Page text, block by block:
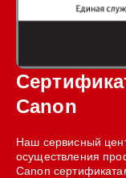
Canon
Наш сервисный
осуществления
Canon